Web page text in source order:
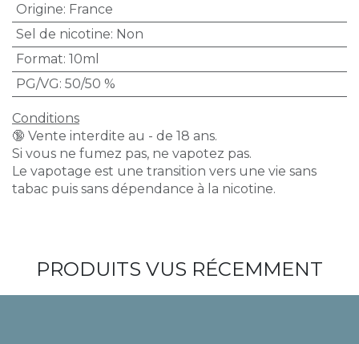
Origine: France
Sel de nicotine: Non
Format: 10ml
PG/VG: 50/50 %
Conditions
🔞 Vente interdite au - de 18 ans.
Si vous ne fumez pas, ne vapotez pas.
Le vapotage est une transition vers une vie sans
tabac puis sans dépendance à la nicotine.
PRODUITS VUS RÉCEMMENT